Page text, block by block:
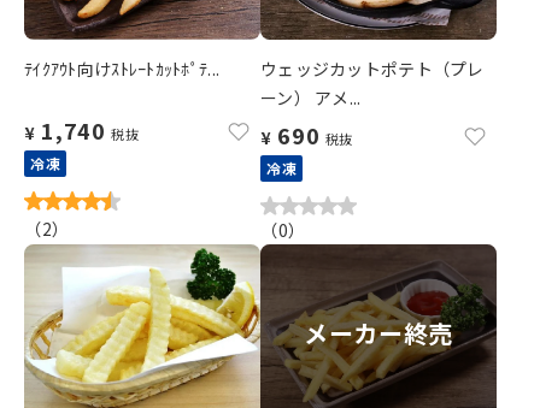
ﾃｲｸｱｳﾄ向けｽﾄﾚｰﾄｶｯﾄﾎﾟﾃ...
¥ 1,740 税抜
冷凍
（2）
ウェッジカットポテト（プレ
ーン） アメ...
¥ 690 税抜
冷凍
（0）
メーカー終売